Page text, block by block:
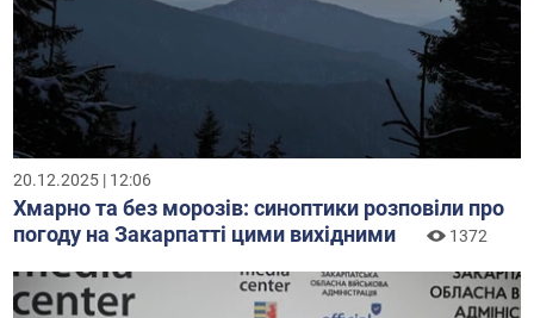
20.12.2025 | 12:06
Хмарно та без морозів: синоптики розповіли про
погоду на Закарпатті цими вихідними
1372